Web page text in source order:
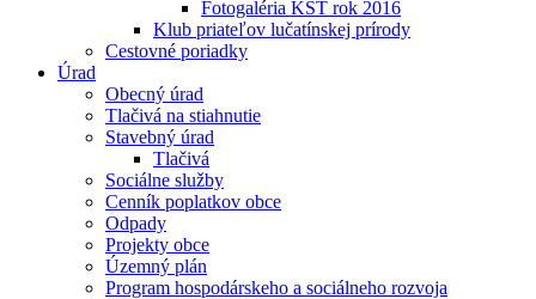
Fotogaléria KST rok 2016
Klub priateľov lučatínskej prírody
Cestovné poriadky
Úrad
Obecný úrad
Tlačivá na stiahnutie
Stavebný úrad
Tlačivá
Sociálne služby
Cenník poplatkov obce
Odpady
Projekty obce
Územný plán
Program hospodárskeho a sociálneho rozvoja